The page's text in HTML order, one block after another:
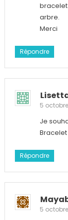
arbre.
Merci
Répondre
5 octobre
Je
Répondre
5